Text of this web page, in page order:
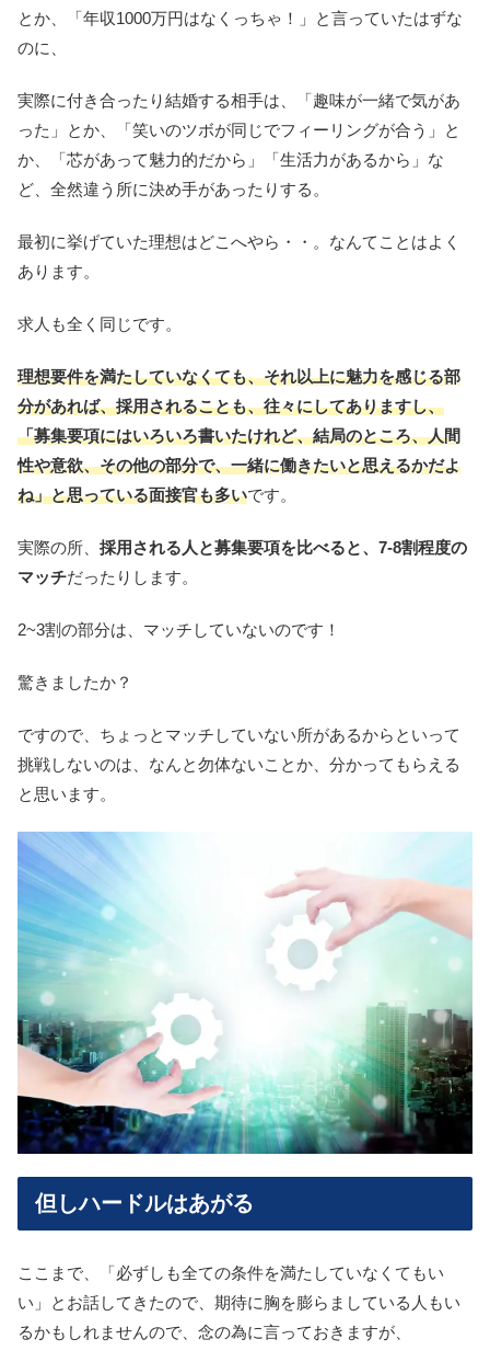
とか、「年収1000万円はなくっちゃ！」と言っていたはずな
のに、
実際に付き合ったり結婚する相手は、「趣味が一緒で気があ
った」とか、「笑いのツボが同じでフィーリングが合う」と
か、「芯があって魅力的だから」「生活力があるから」な
ど、全然違う所に決め手があったりする。
最初に挙げていた理想はどこへやら・・。なんてことはよく
あります。
求人も全く同じです。
理想要件を満たしていなくても、それ以上に魅力を感じる部
分があれば、採用されることも、往々にしてありますし、
「募集要項にはいろいろ書いたけれど、結局のところ、人間
性や意欲、その他の部分で、一緒に働きたいと思えるかだよ
ね」と思っている面接官も多いです。
実際の所、 採用される人と募集要項を比べると、7-8割程度の
マッチだったりします。
2~3割の部分は、マッチしていないのです！
驚きましたか？
ですので、 ちょっとマッチしていない所があるからといって
挑戦しないのは、なんと勿体ないことか、分かってもらえる
と思います。
但しハードルはあがる
ここまで、「必ずしも全ての条件を満たしていなくてもい
い」とお話してきたので、期待に胸を膨らましている人もい
るかもしれませんので、念の為に言っておきますが、